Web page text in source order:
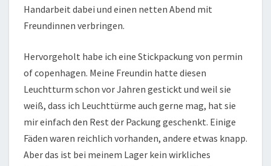
Handarbeit dabei und einen netten Abend mit
Freundinnen verbringen.
Hervorgeholt habe ich eine Stickpackung von permin
of copenhagen. Meine Freundin hatte diesen
Leuchtturm schon vor Jahren gestickt und weil sie
weiß, dass ich Leuchttürme auch gerne mag, hat sie
mir einfach den Rest der Packung geschenkt. Einige
Fäden waren reichlich vorhanden, andere etwas knapp.
Aber das ist bei meinem Lager kein wirkliches